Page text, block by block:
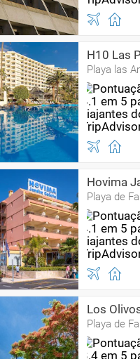
H10 Las
Playa las
Hovima
Playa de
Los
Playa de